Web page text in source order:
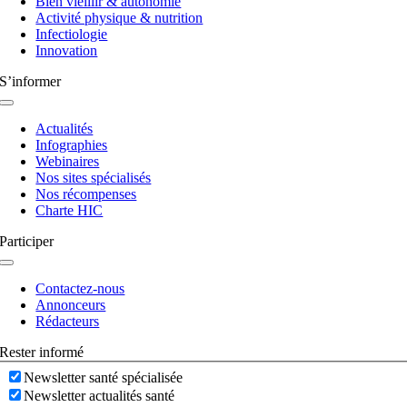
Activité physique & nutrition
Infectiologie
Innovation
S’informer
Navigation
basculeActualités
Infographies
Webinaires
Nos sites spécialisés
Nos récompenses
Charte HIC
Participer
Navigation
basculeContactez-nous
Annonceurs
Rédacteurs
Rester informé
Newsletter santé spécialisée
Newsletter actualités santé